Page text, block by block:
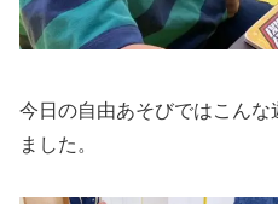
今日の自由あそびではこん
ました。